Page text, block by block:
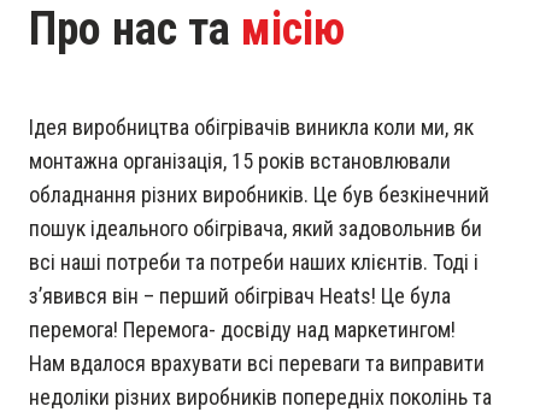
Про нас та місію
Ідея виробництва обігрівачів виникла коли ми, як
монтажна організація, 15 років встановлювали
обладнання різних виробників. Це був безкінечний
пошук ідеального обігрівача, який задовольнив би
всі наші потреби та потреби наших клієнтів. Тоді і
з’явився він – перший обігрівач Heats! Це була
перемога! Перемога- досвіду над маркетингом!
Нам вдалося врахувати всі переваги та виправити
недоліки різних виробників попередніх поколінь та